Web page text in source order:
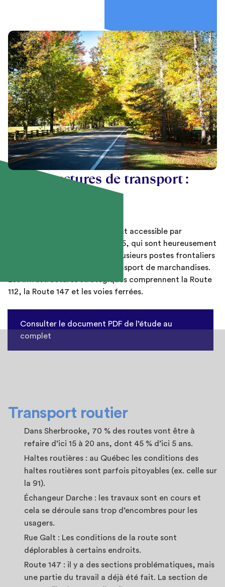
Infrastructures de transport :
constats généraux
Cette région est principalement accessible par
l’autoroute 10 ou l’autoroute 55, qui sont heureusement
en bon état. La proximité de plusieurs postes frontaliers
joue un rôle crucial pour le transport de marchandises.
Les infrastructures stratégiques comprennent la Route
112, la Route 147 et les voies ferrées.
Consulter le document PDF de l’étude au
complet
Transport routier
Dans Sherbrooke, 70 % des routes vont être à
refaire d’ici 15 à 20 ans, dont 45 % d’ici 5 ans.
Haltes routières : au Québec les conditions des
haltes routières sont parfois pitoyables (ex. celle sur
la 91).
Échangeur Darche : les travaux sont en cours et
cela se déroule sans trop d’encombres pour les
usagers.
Rue Galt : Les conditions de la route sont
déplorables à certains endroits.
Route 147 : il y a des sections problématiques, mais
une partie du travail a déjà été fait. La section de